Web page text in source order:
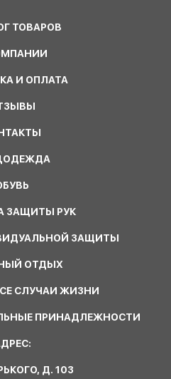
ТОВАРОВ
И ОПЛАТА
ЗАЩИТЫ РУК
ЗАЩИТЫ
ОТДЫХ
СЛУЧАИ ЖИЗНИ
ПРИНАДЛЕЖНОСТИ
Д. 103